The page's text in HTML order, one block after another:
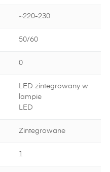
~220-230
50/60
0
LED zintegrowany w
lampie
LED
Zintegrowane
1